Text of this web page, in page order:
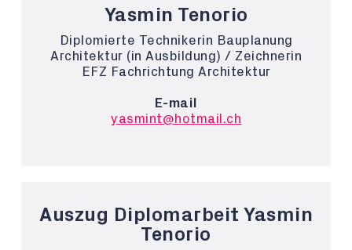
Yasmin Tenorio
Diplomierte Technikerin Bauplanung
Architektur (in Ausbildung) / Zeichnerin
EFZ Fachrichtung Architektur
E-mail
yasmint@hotmail.ch
Auszug Diplomarbeit Yasmin
Tenorio